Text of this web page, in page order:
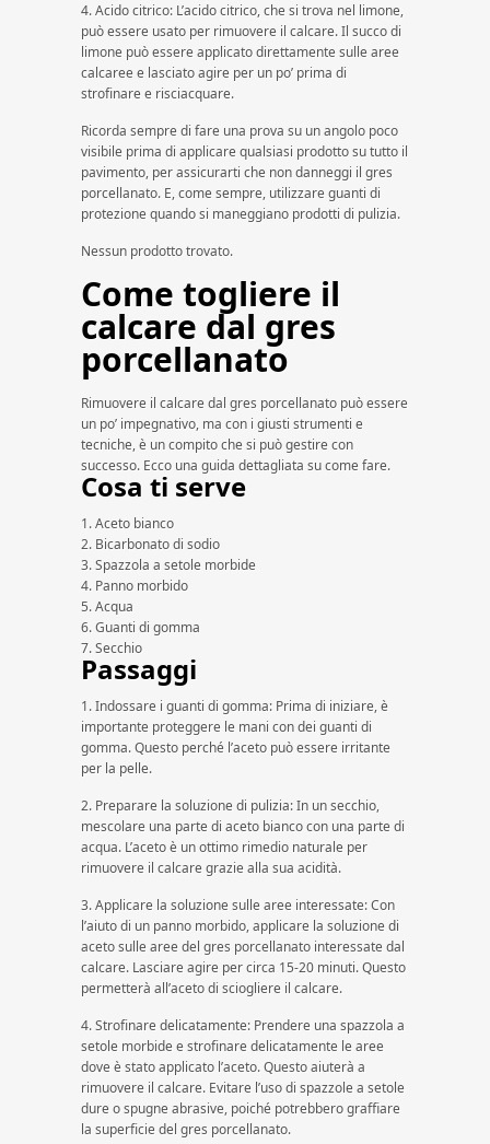
4. Acido citrico: L’acido citrico, che si trova nel limone,
può essere usato per rimuovere il calcare. Il succo di
limone può essere applicato direttamente sulle aree
calcaree e lasciato agire per un po’ prima di
strofinare e risciacquare.
Ricorda sempre di fare una prova su un angolo poco
visibile prima di applicare qualsiasi prodotto su tutto il
pavimento, per assicurarti che non danneggi il gres
porcellanato. E, come sempre, utilizzare guanti di
protezione quando si maneggiano prodotti di pulizia.
Nessun prodotto trovato.
Come togliere il
calcare dal gres
porcellanato
Rimuovere il calcare dal gres porcellanato può essere
un po’ impegnativo, ma con i giusti strumenti e
tecniche, è un compito che si può gestire con
successo. Ecco una guida dettagliata su come fare.
Cosa ti serve
1. Aceto bianco
2. Bicarbonato di sodio
3. Spazzola a setole morbide
4. Panno morbido
5. Acqua
6. Guanti di gomma
7. Secchio
Passaggi
1. Indossare i guanti di gomma: Prima di iniziare, è
importante proteggere le mani con dei guanti di
gomma. Questo perché l’aceto può essere irritante
per la pelle.
2. Preparare la soluzione di pulizia: In un secchio,
mescolare una parte di aceto bianco con una parte di
acqua. L’aceto è un ottimo rimedio naturale per
rimuovere il calcare grazie alla sua acidità.
3. Applicare la soluzione sulle aree interessate: Con
l’aiuto di un panno morbido, applicare la soluzione di
aceto sulle aree del gres porcellanato interessate dal
calcare. Lasciare agire per circa 15-20 minuti. Questo
permetterà all’aceto di sciogliere il calcare.
4. Strofinare delicatamente: Prendere una spazzola a
setole morbide e strofinare delicatamente le aree
dove è stato applicato l’aceto. Questo aiuterà a
rimuovere il calcare. Evitare l’uso di spazzole a setole
dure o spugne abrasive, poiché potrebbero graffiare
la superficie del gres porcellanato.